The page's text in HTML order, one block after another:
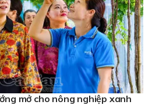
mở cho nông nghiệp xanh